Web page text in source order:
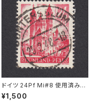
ドイツ 24Pf Mi#8 使用済み切
手｜GUNTERSBLUM 25.2.19
48
¥1,500